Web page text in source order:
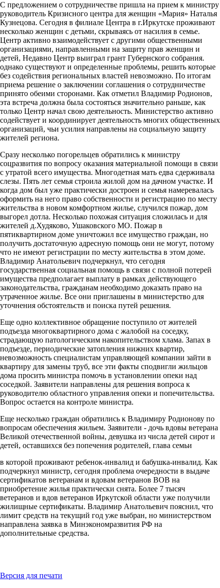
С предложением о сотрудничестве пришла на прием к министру
руководитель Кризисного центра для женщин «Мария» Наталья
Кузнецова. Сегодня в филиале Центра в г.Иркутске проживают
несколько женщин с детьми, скрываясь от насилия в семье.
Центр активно взаимодействует с другими общественными
организациями, направленными на защиту прав женщин и
детей, Недавно Центр выиграл грант Губернского собрания.
однако существуют и определенные проблемы, решить которые
без содействия региональных властей невозможно. По итогам
приема решение о заключении соглашения о сотрудничестве
принято обеими сторонами. Как отметил Владимир Родионов,
эта встреча должна была состояться значительно раньше, как
только Центр начал свою деятельность. Министерство активно
содействует и координирует деятельность многих общественных
организаций, чьи усилия направлены на социальную защиту
жителей региона.
Сразу несколько погорельцев обратились к министру
соцразвития по вопросу оказания материальной помощи в связи
с утратой всего имущества. Многодетная мать едва сдерживала
слезы. Пять лет семья строила жилой дом на дачном участке. И
когда дом был уже практически достроен и семья намеревалась
оформить на него право собственности и регистрацию по месту
жительства в новом комфортном жилье, случился пожар, дом
выгорел дотла. Несколько похожая ситуация сложилась и для
жителей д.Худяково, Ушаковского МО. Пожар в
пятиквартирном доме уничтожил все имущество граждан, но
получить достаточную адресную помощь они не могут, потому
что не имеют регистрации по месту жительства в этом доме.
Владимир Анатольевич подчеркнул, что сегодня
государственная социальная помощь в связи с полной потерей
имущества предполагает выплату в рамках действующего
законодательства, гражданам необходимо доказать право на
утраченное жилье. Все они приглашены в министерство для
уточнения обстоятельств и поиска путей решения.
Еще одно коллективное обращение поступило от жителей
подъезда многоквартирного дома с жалобой на соседку,
страдающую патологическим накопительством хлама. Запах в
подъезде, периодические затопления нижних квартир,
невозможность специалистам управляющей компании зайти в
квартиру для замены труб, все эти факты сподвигли жильцов
дома просить министра помочь в установлении опеки над
соседкой. Заявители направлены для решения вопроса к
руководителю областного управления опеки и попечительства.
Вопрос остается на контроле министра.
Еще несколько граждан обратились к Владимиру Родионову по
вопросам обеспечения жильем. Заявители - дочь вдовы ветерана
Великой отечественной войны, девушка из числа детей сирот и
детей, оставшихся без попечения родителей, глава семьи
в которой проживают ребенок-инвалид и бабушка-инвалид. Как
подчеркнул министр, сегодня проблема очередности в выдаче
сертификатов ветеранам и вдовам ветеранов ВОВ на
приобретение жилья практически снята. Более 7 тысяч
ветеранов и вдов ветеранов Иркутской области уже получили
жилищные сертификаты. Владимир Анатольевич пояснил, что
лимит средств на текущий год уже выбран, но министерством
направлена заявка в Минэкономразвития РФ на
дополнительные средства.
Версия для печати